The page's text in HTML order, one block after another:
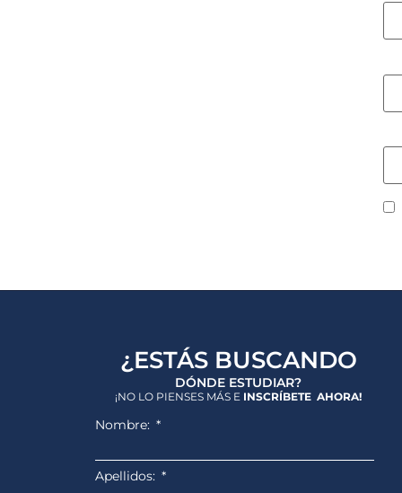
¿ESTÁS BUSCANDO
DÓNDE ESTUDIAR?
¡NO LO PIENSES MÁS E INSCRÍBETE AHORA!
Nombre:
Apellidos: